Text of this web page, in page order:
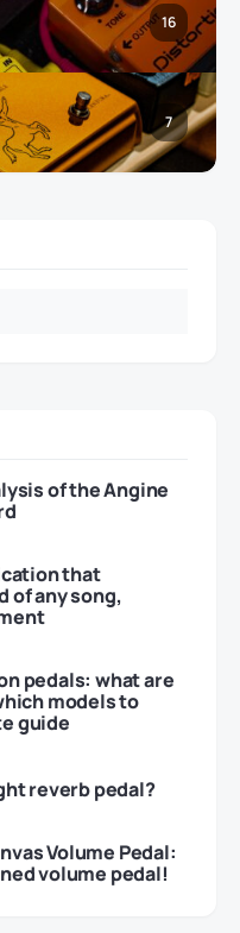
16
7
of the Angine
that
of any song,
pedals: what are
models to
guide
reverb pedal?
Volume Pedal:
volume pedal!